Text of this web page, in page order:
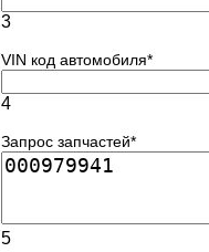
3
VIN код автомобиля*
4
Запрос запчастей*
5